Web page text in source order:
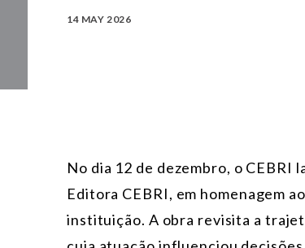
14 MAY 2026
No dia 12 de dezembro, o CEBRI
Editora CEBRI, em homenagem
instituição. A obra revisita a